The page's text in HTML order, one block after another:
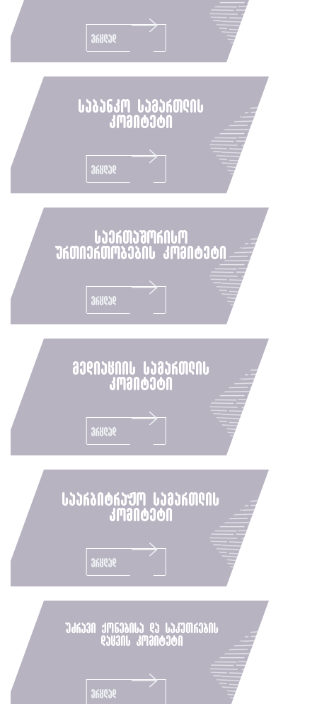
ვრცლად
საბანკო სამართლის
კომიტეტი
ვრცლად
საერთაშორისო
ურთიერთობების კომიტეტი
ვრცლად
მედიაციის სამართლის
კომიტეტი
ვრცლად
საარბიტრაჟო სამართლის
კომიტეტი
ვრცლად
უძრავი ქონებისა და საკუთრების
დაცვის კომიტეტი
ვრცლად